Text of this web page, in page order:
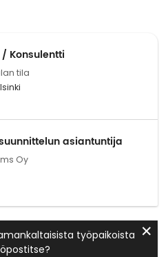
Konsulentti
tila
asiantuntija
Oy
työpaikoista ✕